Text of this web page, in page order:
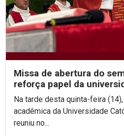
Missa de abertura do
reforça papel da
do perdão
Na tarde desta quinta-feira
acadêmica da Universidade
reuniu no...